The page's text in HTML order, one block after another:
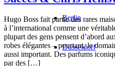
Berlin
Düsseldorf
Hugo Boss fait partie des rares
à l’international comme une
plupart des gens pensent d’abord
robes élégantes – pourtant, le
aussi important. Des parfums
par des […]